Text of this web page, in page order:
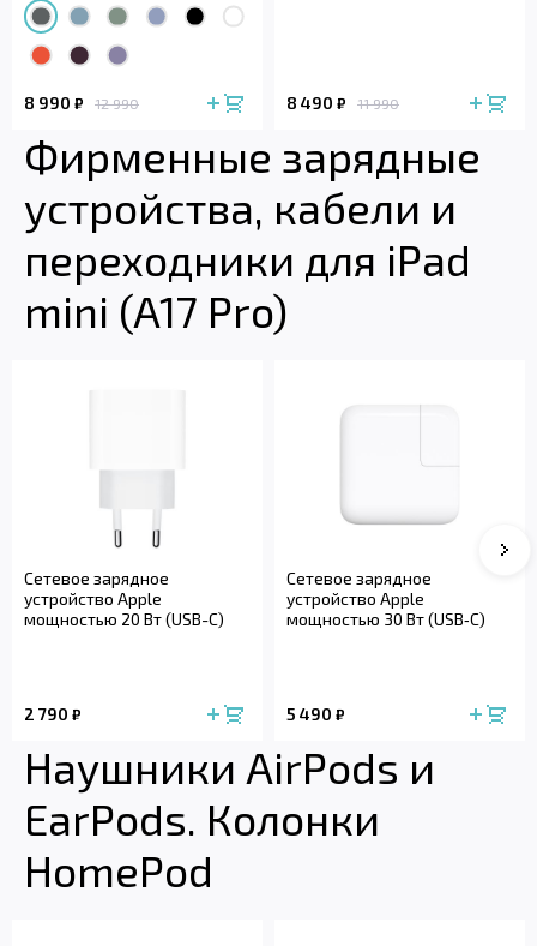
8 990 ₽ 12 990 8 490 ₽ 11 990
Фирменные зарядные
устройства, кабели и
переходники для iPad
mini (A17 Pro)
Сетевое зарядное
устройство Apple
мощностью 20 Вт (USB-C)
2 790 ₽
Сетевое зарядное
устройство Apple
мощностью 30 Вт (USB‑C)
5 490 ₽
Наушники AirPods и
EarPods. Колонки
HomePod